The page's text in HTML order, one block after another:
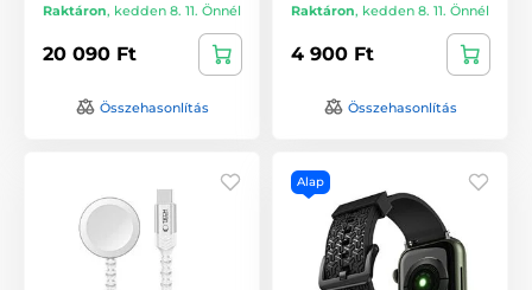
Raktáron, kedden 8. 11. Önnél
20 090 Ft
Összehasonlítás
Raktáron, kedden 8. 11. Önnél
4 900 Ft
Összehasonlítás
Alap